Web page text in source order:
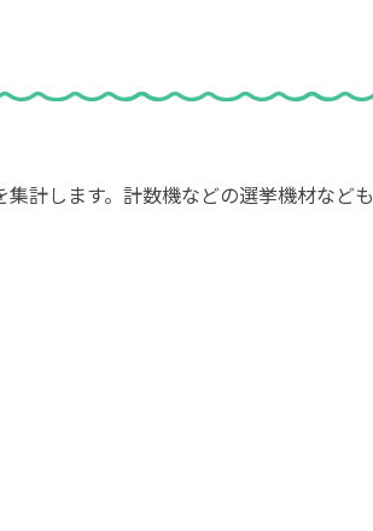
計します。計数機などの選挙機材なども